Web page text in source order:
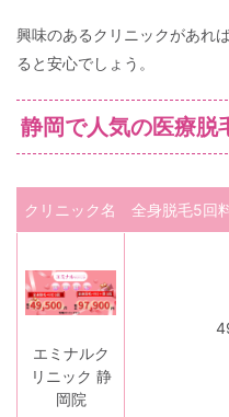
興味のあるクリニックがあれ
ると安心でしょう。
静岡で人気の医療脱
クリニック名 全身脱毛5回
エミナルク
リニック 静
岡院